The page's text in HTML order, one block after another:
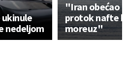
ukinule
nedeljom
"Iran obećao
protok nafte
moreuz"